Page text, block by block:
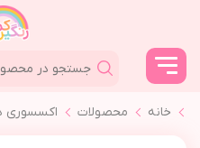
خانه محصولات اکسسوری